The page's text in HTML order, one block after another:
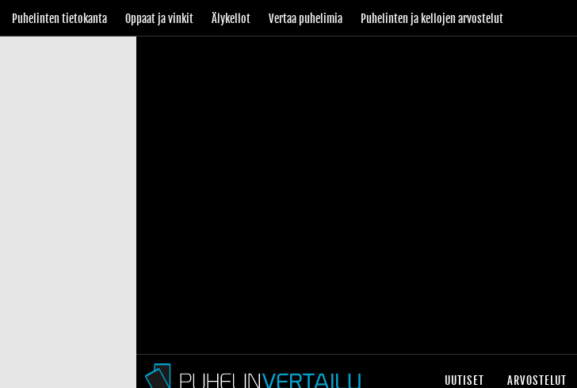
Puhelinten tietokanta Oppaat ja vinkit Älykellot Vertaa puhelimia Puhelinten ja kellojen arvostelut
UUTISET ARVOSTELUT